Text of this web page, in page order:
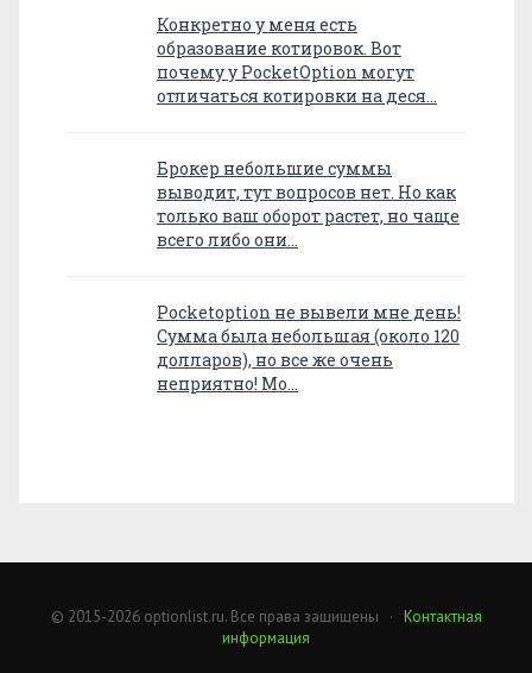
Конкретно у меня есть
образование котировок. Вот
почему у PocketOption могут
отличаться котировки на деся…
Брокер небольшие суммы
выводит, тут вопросов нет. Но как
только ваш оборот растет, но чаще
всего либо они…
Pocketoption не вывели мне день!
Сумма была небольшая (около 120
долларов), но все же очень
неприятно! Мо…
© 2015-2026 optionlist.ru. Все права защищены · Контактная
информация